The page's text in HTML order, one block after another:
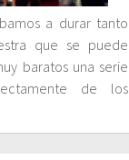
a durar tanto
que se puede
baratos una serie
de los